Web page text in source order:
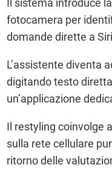
fotocamera per
domande dirette a
L’assistente diventa
digitando testo
un’applicazione
Il restyling coinvolge
sulla rete cellulare
ritorno delle